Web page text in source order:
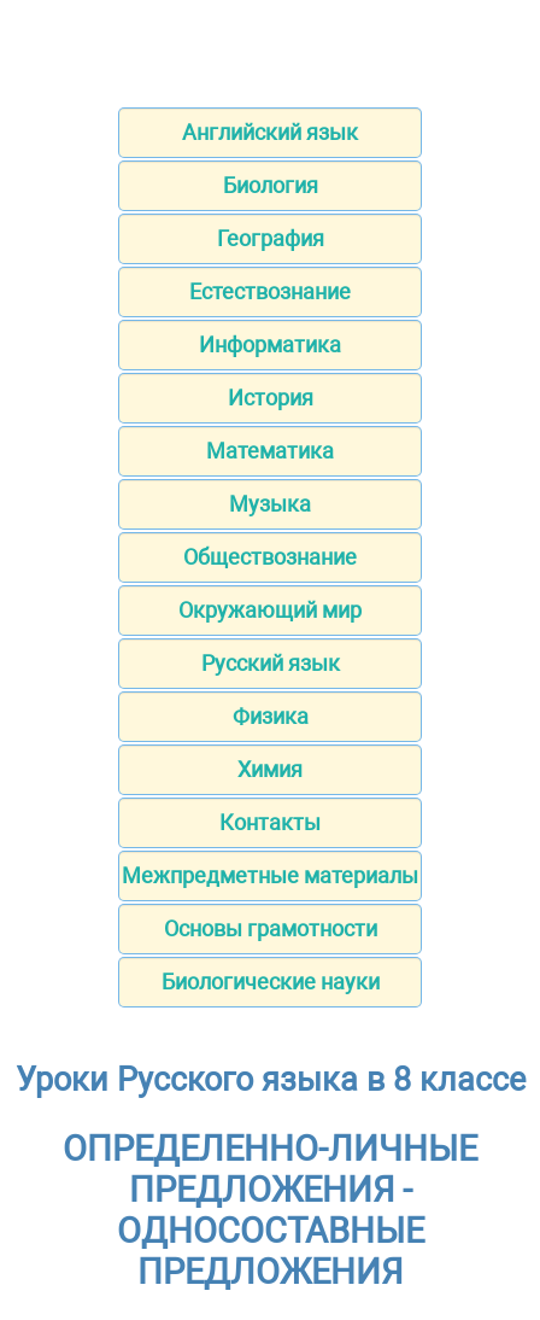
Английский язык
Биология
География
Естествознание
Информатика
История
Математика
Музыка
Обществознание
Окружающий мир
Русский язык
Физика
Химия
Контакты
Межпредметные материалы
Основы грамотности
Биологические науки
Уроки Русского языка в 8 классе
ОПРЕДЕЛЕННО-ЛИЧНЫЕ
ПРЕДЛОЖЕНИЯ -
ОДНОСОСТАВНЫЕ
ПРЕДЛОЖЕНИЯ